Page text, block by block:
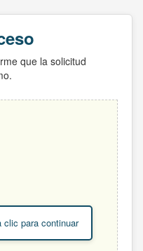
que la solicitud
clic para continuar